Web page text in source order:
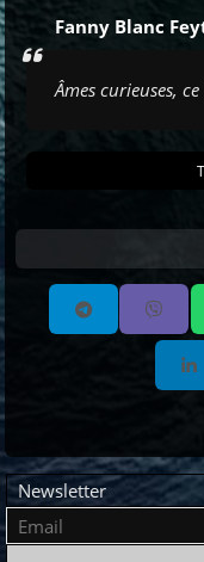
Fanny Blanc
Âmes curieuses,
Email
Newsletter